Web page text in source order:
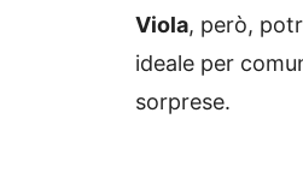
Viola, però,
ideale per
sorprese.